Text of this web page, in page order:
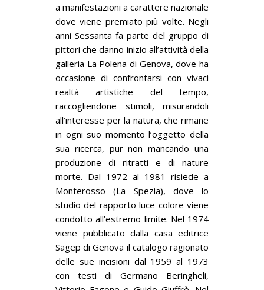
a manifestazioni a carattere nazionale
dove viene premiato più volte. Negli
anni Sessanta fa parte del gruppo di
pittori che danno inizio all’attività della
galleria La Polena di Genova, dove ha
occasione di confrontarsi con vivaci
realtà artistiche del tempo,
raccogliendone stimoli, misurandoli
all’interesse per la natura, che rimane
in ogni suo momento l’oggetto della
sua ricerca, pur non mancando una
produzione di ritratti e di nature
morte. Dal 1972 al 1981 risiede a
Monterosso (La Spezia), dove lo
studio del rapporto luce-colore viene
condotto all’estremo limite. Nel 1974
viene pubblicato dalla casa editrice
Sagep di Genova il catalogo ragionato
delle sue incisioni dal 1959 al 1973
con testi di Germano Beringheli,